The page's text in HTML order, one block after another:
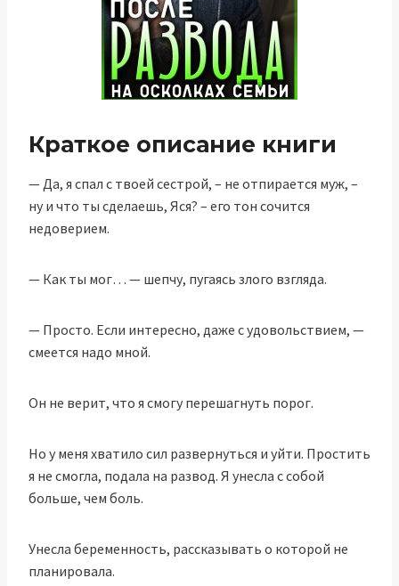
Краткое описание книги
— Да, я спал с твоей сестрой, – не отпирается муж, –
ну и что ты сделаешь, Яся? – его тон сочится
недоверием.
— Как ты мог… — шепчу, пугаясь злого взгляда.
— Просто. Если интересно, даже с удовольствием, —
смеется надо мной.
Он не верит, что я смогу перешагнуть порог.
Но у меня хватило сил развернуться и уйти. Простить
я не смогла, подала на развод. Я унесла с собой
больше, чем боль.
Унесла беременность, рассказывать о которой не
планировала.